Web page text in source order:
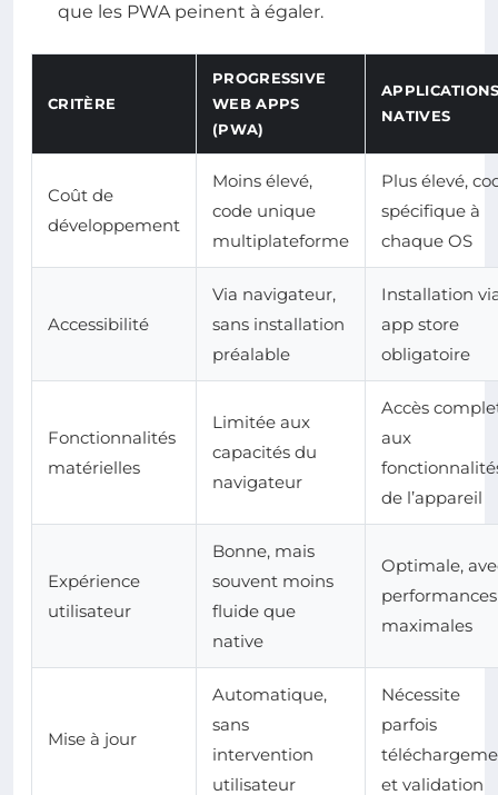
que les PWA peinent à égaler.
CRITÈRE
PROGRESSIVE
WEB APPS
(PWA)
NATIVES
Coût de
développement
Moins élevé,
code unique
multiplateforme
Plus élevé,
spécifique à
chaque OS
Accessibilité
Via navigateur,
sans installation
préalable
Installation
app store
obligatoire
Fonctionnalités
matérielles
Limitée aux
capacités du
navigateur
Accès
aux
de l’appareil
Expérience
utilisateur
Bonne, mais
souvent moins
fluide que
native
Optimale,
performances
maximales
Mise à jour
Automatique,
sans
intervention
utilisateur
Nécessite
parfois
et validation